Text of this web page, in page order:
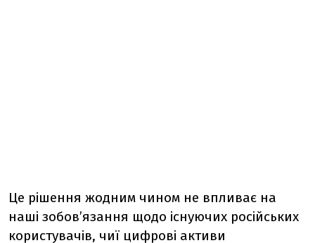
Це рішення жодним чином не впливає на
наші зобов’язання щодо існуючих російських
користувачів, чиї цифрові активи